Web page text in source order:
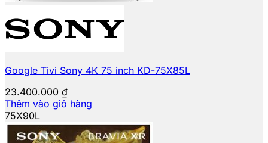
Google Tivi Sony 4K 75 inch KD-75X85L
23.400.000 ₫
Thêm vào giỏ hàng
75X90L